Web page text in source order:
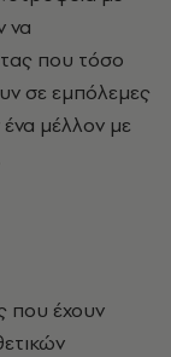
να
που τόσο
σε εμπόλεμες
μέλλον με
που έχουν